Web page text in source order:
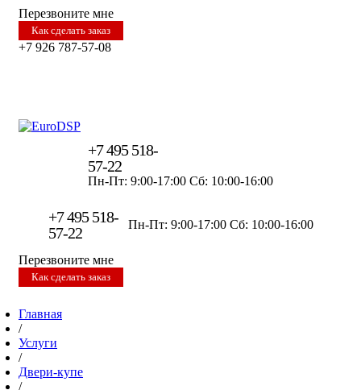
Перезвоните мне
Как сделать заказ
+7 926 787-57-08
+7 495 518-
57-22
Пн-Пт: 9:00-17:00 Сб: 10:00-16:00
+7 495 518-
57-22
Пн-Пт: 9:00-17:00 Сб: 10:00-16:00
Перезвоните мне
Как сделать заказ
Главная
/
Услуги
/
Двери-купе
/